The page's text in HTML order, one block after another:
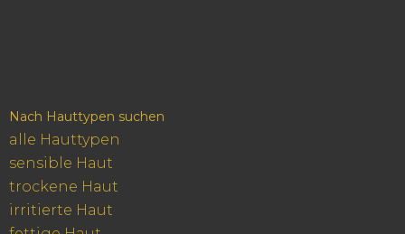
Nach Hauttypen suchen
alle Hauttypen
sensible Haut
trockene Haut
irritierte Haut